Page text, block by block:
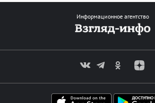
Информационное агентство